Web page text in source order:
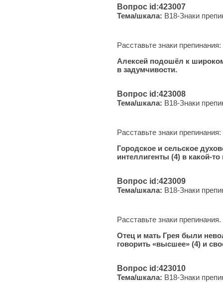
Вопрос id:423007
Тема/шкала: B18-Знаки
Расставьте знаки
Алексей подошёл к
в задумчивости.
Вопрос id:423008
Тема/шкала: B18-Знаки
Расставьте знаки
Городское и сельское
интеллигенты (4) в какой-
Вопрос id:423009
Тема/шкала: B18-Знаки
Расставьте знаки
Отец и мать Грея были
говорить «высшее» (4) и
Вопрос id:423010
Тема/шкала: B18-Знаки